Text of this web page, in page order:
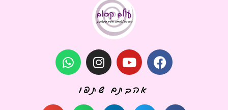
אהבתם שתפו